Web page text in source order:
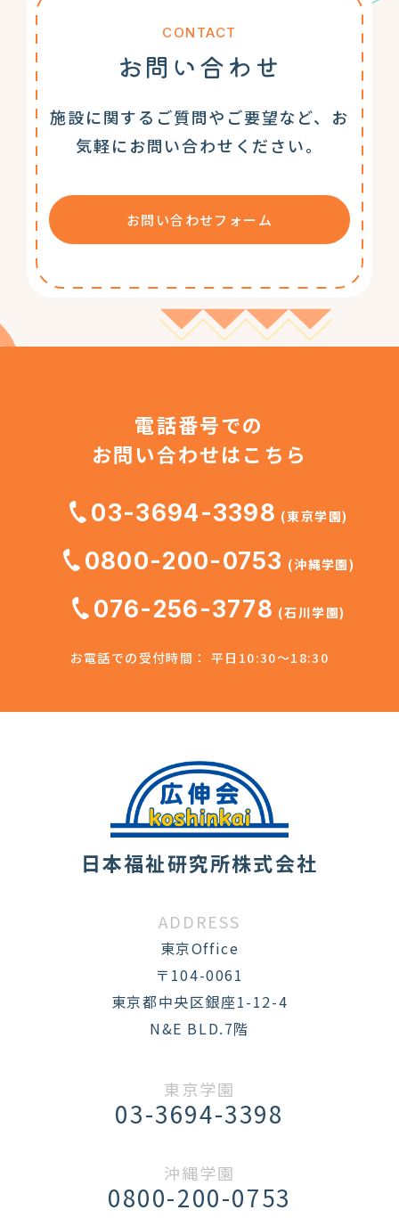
CONTACT
お問い合わせ
施設に関するご質問やご要望など、お
気軽にお問い合わせください。
お問い合わせフォーム
電話番号での
お問い合わせはこちら
03-3694-3398 (東京学園)
0800-200-0753 (沖縄学園)
076-256-3778 (石川学園)
お電話での受付時間： 平日10:30～18:30
日本福祉研究所株式会社
ADDRESS
東京Office
〒104-0061
東京都中央区銀座1-12-4
N&E BLD.7階
東京学園
03-3694-3398
沖縄学園
0800-200-0753